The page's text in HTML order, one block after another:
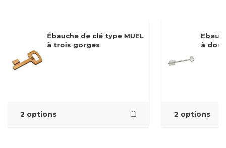
Ébauche de clé type MUEL
à trois gorges
2 options
à
2 options